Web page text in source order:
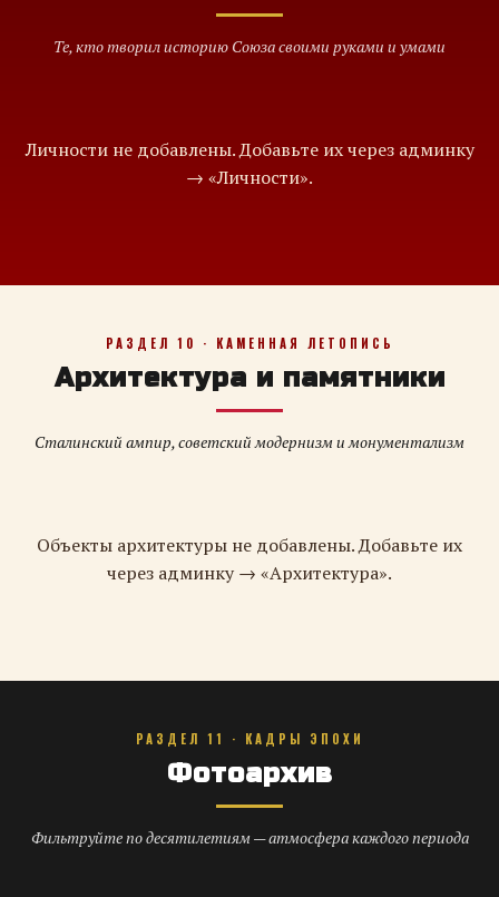
Те, кто творил историю Союза своими руками и умами
Личности не добавлены. Добавьте их через админку
→ «Личности».
РАЗДЕЛ 10 · КАМЕННАЯ ЛЕТОПИСЬ
Архитектура и памятники
Сталинский ампир, советский модернизм и монументализм
Объекты архитектуры не добавлены. Добавьте их
через админку → «Архитектура».
РАЗДЕЛ 11 · КАДРЫ ЭПОХИ
Фотоархив
Фильтруйте по десятилетиям — атмосфера каждого периода